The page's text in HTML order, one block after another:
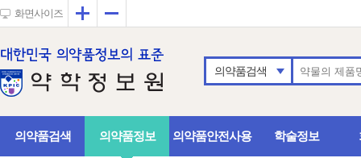
화면사이즈 확대
의약품검색
의약품검색 의약품정보 의약품안전사용 학술정보